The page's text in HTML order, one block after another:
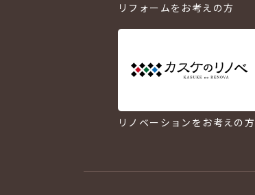
リフォームをお考えの方
リノベーションをお考えの方